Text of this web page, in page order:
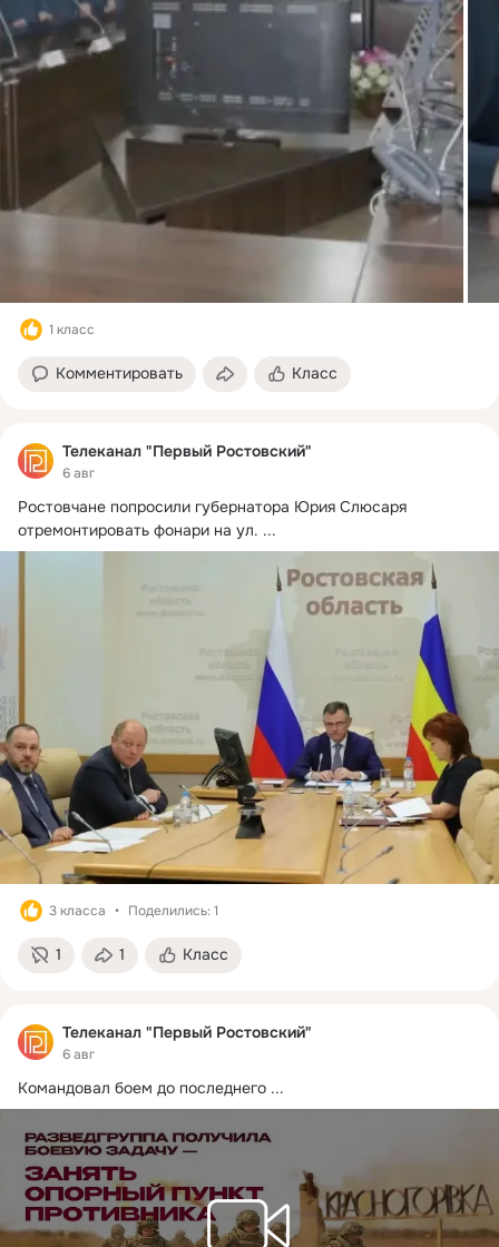
1 класс
Комментировать Класс
Телеканал "Первый Ростовский"
6 авг
Ростовчане попросили губернатора Юрия Слюсаря
отремонтировать фонари на ул. ...
3 класса Поделились: 1
1 1 Класс
Телеканал "Первый Ростовский"
6 авг
Командовал боем до последнего ...